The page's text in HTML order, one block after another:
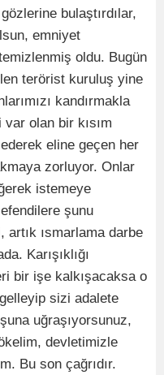
bulaştırdılar,
emniyet
oldu. Bugün
terörist kuruluş yine
kandırmakla
olan bir kısım
eline geçen her
zorluyor. Onlar
istemeye
şunu
ısmarlama darbe
Karışıklığı
bir işe kalkışacaksa o
sizi adalete
uğraşıyorsunuz,
devletimizle
Bu son çağrıdır.